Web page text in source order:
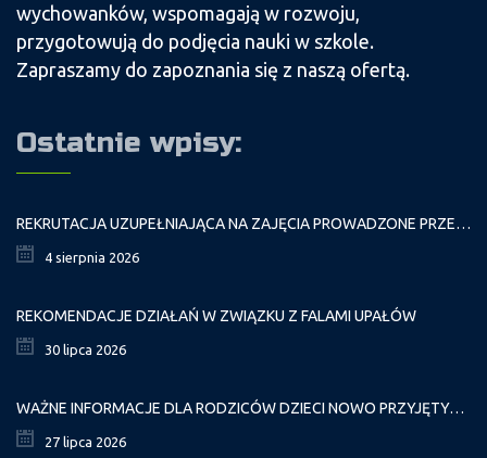
wychowanków, wspomagają w rozwoju,
przygotowują do podjęcia nauki w szkole.
Zapraszamy do zapoznania się z naszą ofertą.
Ostatnie wpisy:
REKRUTACJA UZUPEŁNIAJĄCA NA ZAJĘCIA PROWADZONE PRZEZ PAŁAC MŁODZIEŻY W ROKU SZKOLNYM 2026/2027
4 sierpnia 2026
REKOMENDACJE DZIAŁAŃ W ZWIĄZKU Z FALAMI UPAŁÓW
30 lipca 2026
WAŻNE INFORMACJE DLA RODZICÓW DZIECI NOWO PRZYJĘTYCH GR. I
27 lipca 2026